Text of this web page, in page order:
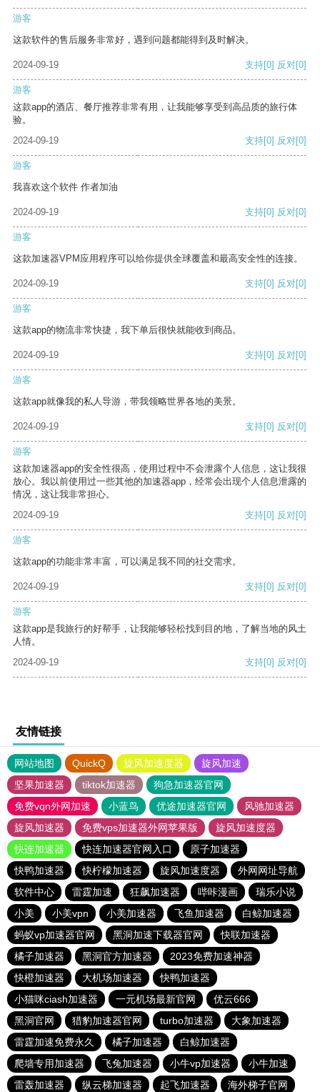
游客
这款软件的售后服务非常好，遇到问题都能得到及时解决。
2024-09-19 支持[0] 反对[0]
游客
这款app的酒店、餐厅推荐非常有用，让我能够享受到高品质的旅行体
验。
2024-09-19
支持[0] 反对[0]
游客
我喜欢这个软件 作者加油
2024-09-19 支持[0] 反对[0]
游客
这款加速器VPM应用程序可以给你提供全球覆盖和最高安全性的连接。
2024-09-19 支持[0] 反对[0]
游客
这款app的物流非常快捷，我下单后很快就能收到商品。
2024-09-19 支持[0] 反对[0]
游客
这款app就像我的私人导游，带我领略世界各地的美景。
2024-09-19 支持[0] 反对[0]
游客
这款加速器app的安全性很高，使用过程中不会泄露个人信息，这让我很
放心。我以前使用过一些其他的加速器app，经常会出现个人信息泄露的
情况，这让我非常担心。
2024-09-19
支持[0] 反对[0]
游客
这款app的功能非常丰富，可以满足我不同的社交需求。
2024-09-19 支持[0] 反对[0]
游客
这款app是我旅行的好帮手，让我能够轻松找到目的地，了解当地的风土
人情。
2024-09-19
支持[0] 反对[0]
友情链接
网站地图 QuickQ 旋风加速度器
旋风加速
坚果加速器
tiktok加速器
狗急加速器官网
免费vqn外网加速
小蓝鸟 优途加速器官网
风驰加速器
旋风加速器
免费vps加速器外网苹果版
旋风加速度器
快连加速器
快连加速器官网入口
原子加速器
快鸭加速器
快柠檬加速器 旋风加速度器
外网网址导航
软件中心
雷霆加速 狂飙加速器 哔咔漫画
瑞乐小说
小美
小美vpn 小美加速器 飞鱼加速器
白鲸加速器
蚂蚁vp加速器官网
黑洞加速下载器官网
快联加速器
橘子加速器
黑洞官方加速器
2023免费加速神器
快橙加速器
大机场加速器
快鸭加速器
小猫咪ciash加速器
一元机场最新官网
优云666
黑洞官网
猎豹加速器官网 turbo加速器
大象加速器
雷霆加速免费永久
橘子加速器
白鲸加速器
爬墙专用加速器
飞兔加速器 小牛vp加速器
小牛加速
雷轰加速器
纵云梯加速器 起飞加速器 海外梯子官网